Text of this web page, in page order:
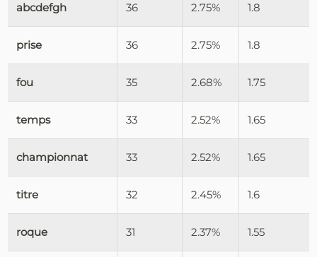
abcdefgh 36 2.75% 1.8
prise 36 2.75% 1.8
fou 35 2.68% 1.75
temps 33 2.52% 1.65
championnat 33 2.52% 1.65
titre 32 2.45% 1.6
roque 31 2.37% 1.55